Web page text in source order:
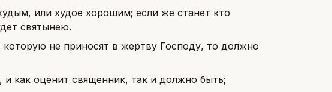
или худое хорошим; если же станет кто
святынею.
которую не приносят в жертву Господу, то должно
как оценит священник, так и должно быть;